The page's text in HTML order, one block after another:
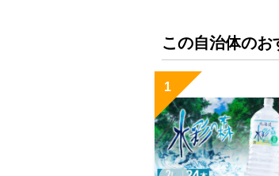
この自治体のお
1